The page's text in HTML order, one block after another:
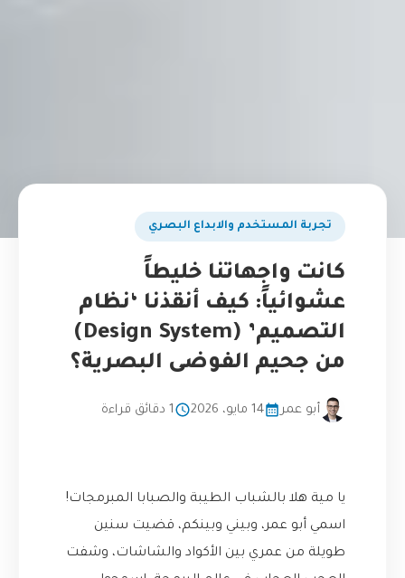
تجربة المستخدم والابداع البصري
كانت واجهاتنا خليطاً
عشوائياً: كيف أنقذنا ‘نظام
التصميم’ (Design System)
من جحيم الفوضى البصرية؟
أبو عمر 14 مايو، 2026 1 دقائق قراءة
يا مية هلا بالشباب الطيبة والصبابا المبرمجات!
اسمي أبو عمر، وبيني وبينكم، قضيت سنين
طويلة من عمري بين الأكواد والشاشات، وشفت